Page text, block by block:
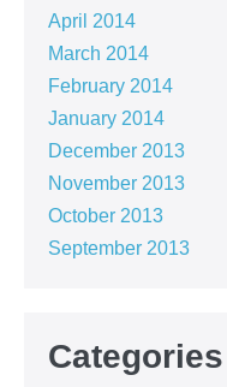
April 2014
March 2014
February 2014
January 2014
December 2013
November 2013
October 2013
September 2013
Categories